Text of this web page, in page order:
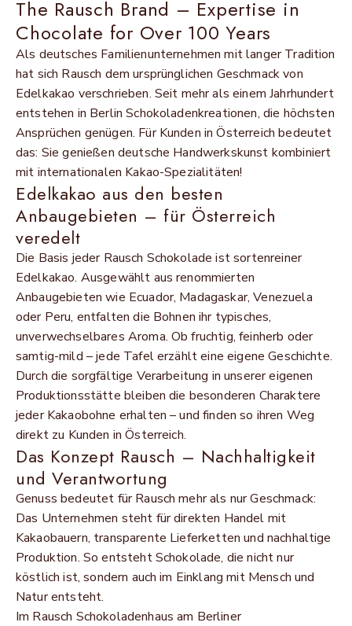
The Rausch Brand – Expertise in
Chocolate for Over 100 Years
Als deutsches Familienunternehmen mit langer Tradition
hat sich Rausch dem ursprünglichen Geschmack von
Edelkakao verschrieben. Seit mehr als einem Jahrhundert
entstehen in Berlin Schokoladenkreationen, die höchsten
Ansprüchen genügen. Für Kunden in Österreich bedeutet
das: Sie genießen deutsche Handwerkskunst kombiniert
mit internationalen Kakao-Spezialitäten!
Edelkakao aus den besten
Anbaugebieten – für Österreich
veredelt
Die Basis jeder Rausch Schokolade ist sortenreiner
Edelkakao. Ausgewählt aus renommierten
Anbaugebieten wie Ecuador, Madagaskar, Venezuela
oder Peru, entfalten die Bohnen ihr typisches,
unverwechselbares Aroma. Ob fruchtig, feinherb oder
samtig-mild – jede Tafel erzählt eine eigene Geschichte.
Durch die sorgfältige Verarbeitung in unserer eigenen
Produktionsstätte bleiben die besonderen Charaktere
jeder Kakaobohne erhalten – und finden so ihren Weg
direkt zu Kunden in Österreich.
Das Konzept Rausch – Nachhaltigkeit
und Verantwortung
Genuss bedeutet für Rausch mehr als nur Geschmack:
Das Unternehmen steht für direkten Handel mit
Kakaobauern, transparente Lieferketten und nachhaltige
Produktion. So entsteht Schokolade, die nicht nur
köstlich ist, sondern auch im Einklang mit Mensch und
Natur entsteht.
Im Rausch Schokoladenhaus am Berliner